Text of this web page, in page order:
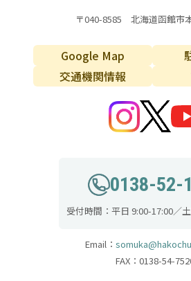
〒040-8585 北海道函館市
Google Map
交通機関情報
0138-52-
受付時間：平日 9:00-17:00／
Email：
FAX：0138-54-